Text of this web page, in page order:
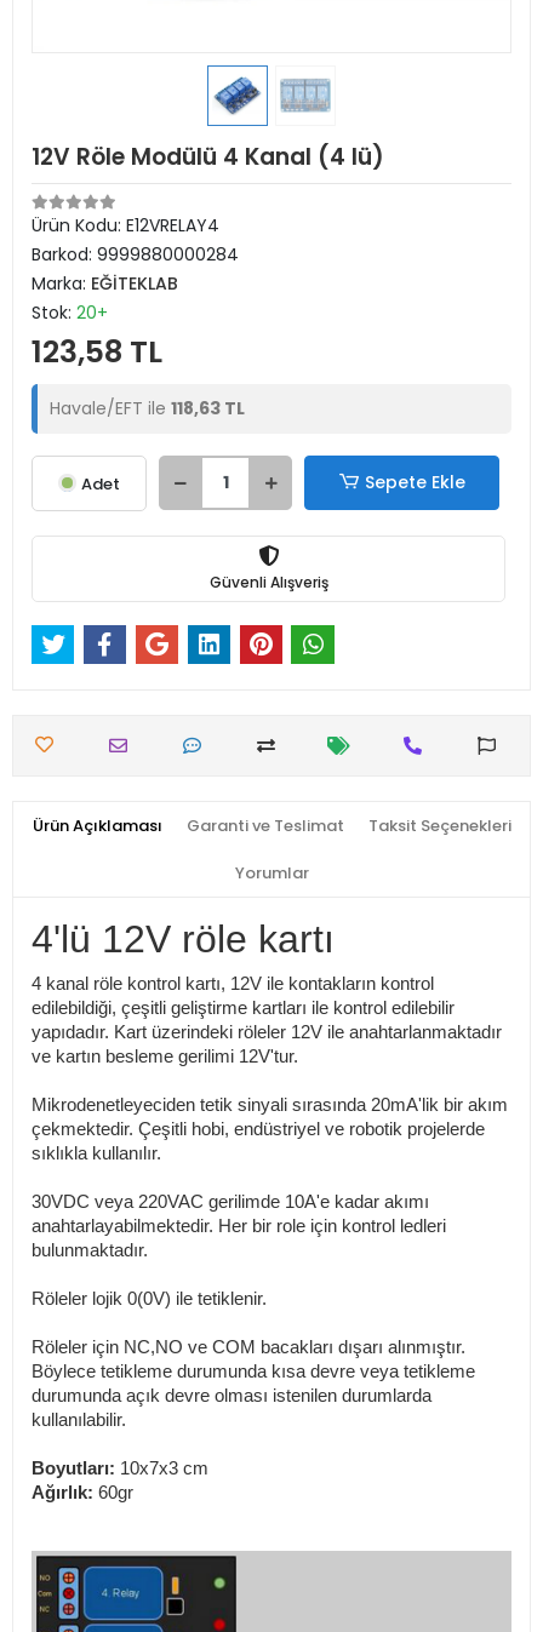
12V Röle Modülü 4 Kanal (4 lü)
Ürün Kodu: E12VRELAY4
Barkod: 9999880000284
Marka: EĞİTEKLAB
Stok: 20+
123,58 TL
Havale/EFT ile 118,63 TL
Adet Sepete Ekle
Güvenli Alışveriş
Ürün Açıklaması Garanti ve Teslimat Taksit Seçenekleri
Yorumlar
4'lü 12V röle kartı
4 kanal röle kontrol kartı, 12V ile kontakların kontrol
edilebildiği, çeşitli geliştirme kartları ile kontrol edilebilir
yapıdadır. Kart üzerindeki röleler 12V ile anahtarlanmaktadır
ve kartın besleme gerilimi 12V'tur.
Mikrodenetleyeciden tetik sinyali sırasında 20mA'lik bir akım
çekmektedir. Çeşitli hobi, endüstriyel ve robotik projelerde
sıklıkla kullanılır.
30VDC veya 220VAC gerilimde 10A'e kadar akımı
anahtarlayabilmektedir. Her bir role için kontrol ledleri
bulunmaktadır.
Röleler lojik 0(0V) ile tetiklenir.
Röleler için NC,NO ve COM bacakları dışarı alınmıştır.
Böylece tetikleme durumunda kısa devre veya tetikleme
durumunda açık devre olması istenilen durumlarda
kullanılabilir.
Boyutları: 10x7x3 cm
Ağırlık: 60gr